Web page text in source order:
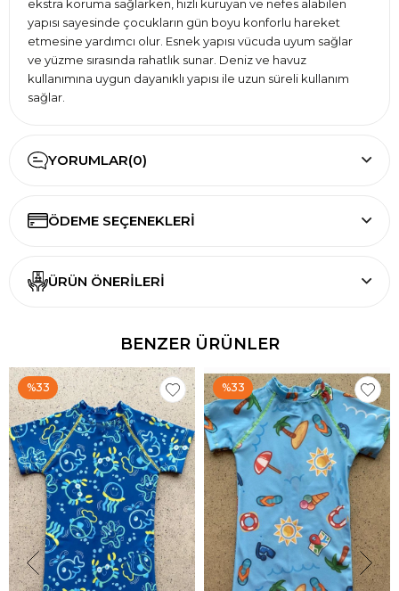
ekstra koruma sağlarken, hızlı kuruyan ve nefes alabilen
yapısı sayesinde çocukların gün boyu konforlu hareket
etmesine yardımcı olur. Esnek yapısı vücuda uyum sağlar
ve yüzme sırasında rahatlık sunar. Deniz ve havuz
kullanımına uygun dayanıklı yapısı ile uzun süreli kullanım
sağlar.
YORUMLAR(0)
ÖDEME SEÇENEKLERI
ÜRÜN ÖNERILERI
BENZER ÜRÜNLER
%33 %33